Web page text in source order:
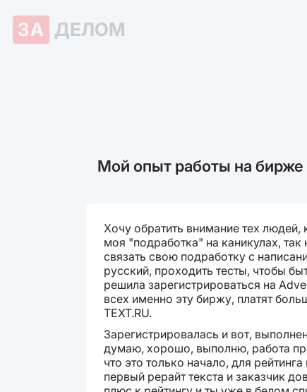
ЗА ДЕЛОМ
Мой опыт работы на бирже
Хочу обратить внимание тех людей,
моя "подработка" на каникулах,
связать свою подработку с
русский, проходить тесты, чтобы
решила зарегистрироваться на
всех именно эту биржу, платят
TEXT.RU.
Зарегистрировалась и вот,
думаю, хорошо, выполню, работа
что это только начало, для
первый рерайт текста и заказчик